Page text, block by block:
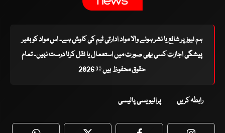
ہم نیوز پر شائع یا نشر ہونے والا مواد ادارتی ٹیم کی کاوش ہے۔ اس مواد کو بغیر
پیشگی اجازت کسی بھی صورت میں استعمال یا نقل کرنا درست نہیں۔ تمام
حقوق محفوظ ہیں © 2026
رابطہ کریں پرائیویسی پالیسی